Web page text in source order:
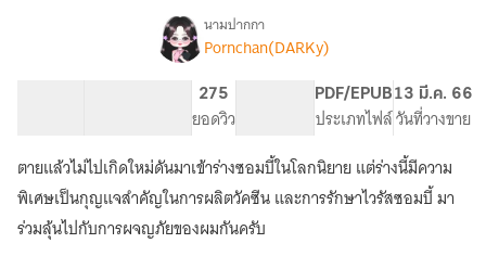
พยายาม
หยุด
1
เรื่อง
พยายาม
หยุด
วัน
สิ้น
นามปากกา
Pornchan(DARKy)
275
ยอดวิว
PDF/EPUB
ประเภทไฟล์
13 มี.ค. 66
วันที่วางขาย
ตายแล้วไม่ไปเกิดใหม่ดันมาเข้าร่างซอมบี้ในโลกนิยาย แต่ร่างนี้มีความ
พิเศษเป็นกุญแจสำคัญในการผลิตวัคซีน และการรักษาไวรัสซอมบี้ มา
ร่วมลุ้นไปกับการผจญภัยของผมกันครับ